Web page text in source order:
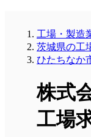
工場・製造
茨城県の工
ひたちなか
株式
工場